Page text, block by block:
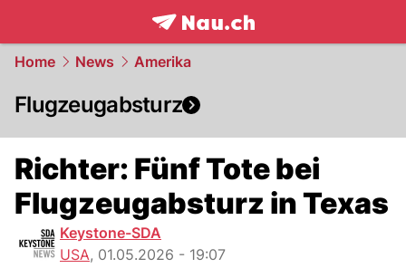
frontpage.NAU.ch
Home News Amerika
Flugzeugabsturz
Richter: Fünf Tote bei
Flugzeugabsturz in Texas
Keystone-SDA
USA, 01.05.2026 - 19:07